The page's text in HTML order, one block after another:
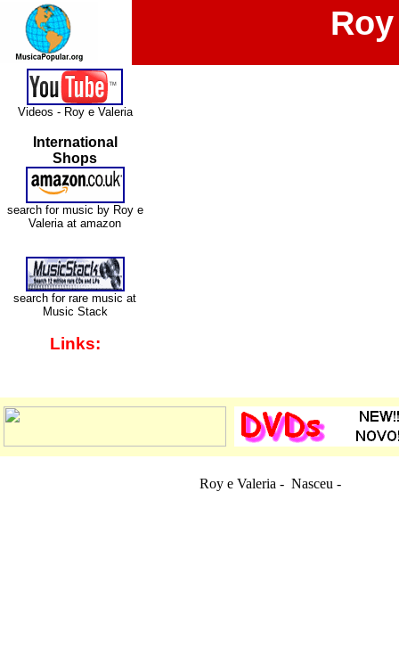
Videos - Roy e Valeria
International
Shops
search for music by Roy e
Valeria at amazon
search for rare music at
Music Stack
Links:
Roy e Valeria - Nasceu -